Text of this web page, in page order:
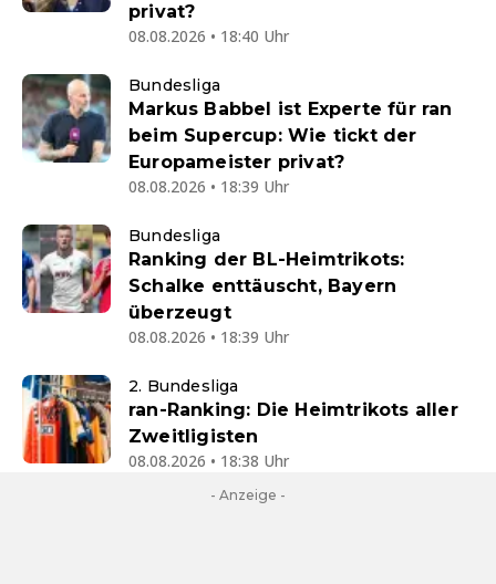
privat?
08.08.2026 • 18:40 Uhr
Bundesliga
Markus Babbel ist Experte für ran
beim Supercup: Wie tickt der
Europameister privat?
08.08.2026 • 18:39 Uhr
Bundesliga
Ranking der BL-Heimtrikots:
Schalke enttäuscht, Bayern
überzeugt
08.08.2026 • 18:39 Uhr
2. Bundesliga
ran-Ranking: Die Heimtrikots aller
Zweitligisten
08.08.2026 • 18:38 Uhr
- Anzeige -